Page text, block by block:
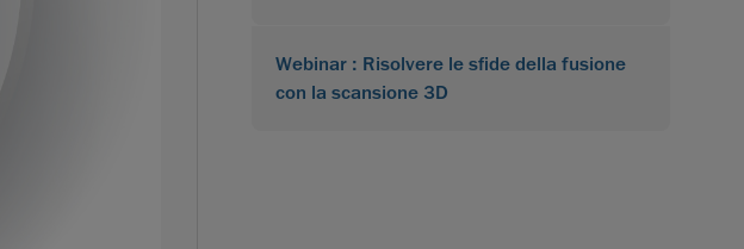
Webinar : Risolvere le sfide della fusione
con la scansione 3D